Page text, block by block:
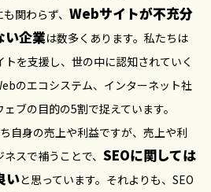
関わらず、 Webサイトが不充分
い企業は数多くあります。私たちは
を支援し、世の中に認知されていく
のエコシステム、インターネット社
ブの目的の5割で捉えています。
自身の売上や利益ですが、売上や利
スで補うことで、 SEOに関しては
いと思っています。それよりも、SEO